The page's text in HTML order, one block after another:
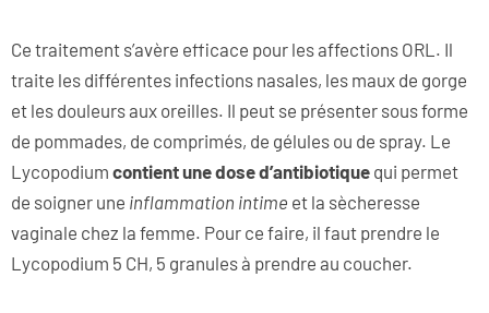
Ce traitement s’avère efficace pour les affections ORL. Il
traite les différentes infections nasales, les maux de gorge
et les douleurs aux oreilles. Il peut se présenter sous forme
de pommades, de comprimés, de gélules ou de spray. Le
Lycopodium contient une dose d’antibiotique qui permet
de soigner une inflammation intime et la sècheresse
vaginale chez la femme. Pour ce faire, il faut prendre le
Lycopodium 5 CH, 5 granules à prendre au coucher.